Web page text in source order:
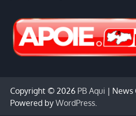
Copyright © 2026 PB Aqui | News
Powered by WordPress.